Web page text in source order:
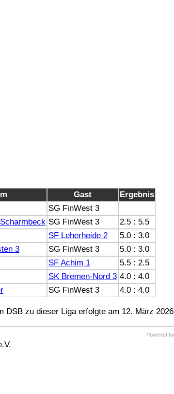
Gast
Ergebnis
SG FinWest 3
SG FinWest 3
2.5 : 5.5
SF Leherheide 2
5.0 : 3.0
3 SG FinWest 3
5.0 : 3.0
SF Achim 1
5.5 : 2.5
SK Bremen-Nord 3 4.0 : 4.0
SG FinWest 3 4.0 : 4.0
DSB zu dieser Liga erfolgte am 12. März 2026
Powered by